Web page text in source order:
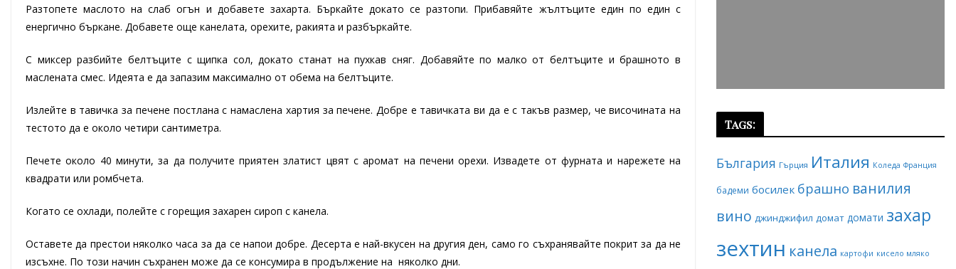
Разтопете маслото на слаб огън и добавете захарта. Бъркайте докато се разтопи. Прибавяйте жълтъците един по един с
енергично бъркане. Добавете още канелата, орехите, ракията и разбъркайте.
С миксер разбийте белтъците с щипка сол, докато станат на пухкав сняг. Добавяйте по малко от белтъците и брашното в
маслената смес. Идеята е да запазим максимално от обема на белтъците.
Излейте в тавичка за печене постлана с намаслена хартия за печене. Добре е тавичката ви да е с такъв размер, че височината на
тестото да е около четири сантиметра.
Печете около 40 минути, за да получите приятен златист цвят с аромат на печени орехи. Извадете от фурната и нарежете на
квадрати или ромбчета.
Когато се охлади, полейте с горещия захарен сироп с канела.
Оставете да престои няколко часа за да се напои добре. Десерта е най-вкусен на другия ден, само го съхранявайте покрит за да не
изсъхне. По този начин съхранен може да се консумира в продължение на няколко дни.
Tags:
България Гърция Италия Коледа Франция
бадеми босилек брашно ванилия
вино джинджифил домат домати захар
зехтин канела картофи кисело мляко